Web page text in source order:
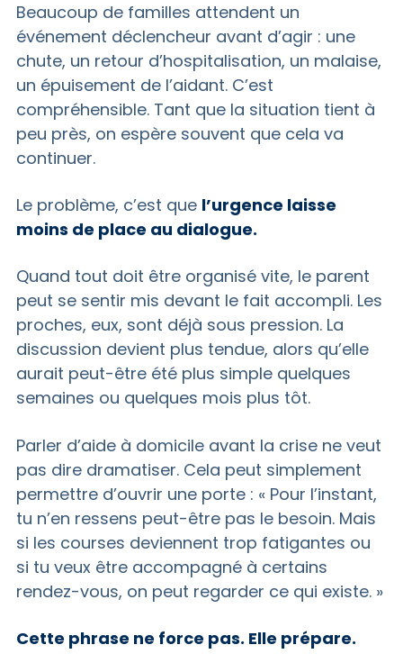
Beaucoup de familles attendent un
événement déclencheur avant d’agir : une
chute, un retour d’hospitalisation, un malaise,
un épuisement de l’aidant. C’est
compréhensible. Tant que la situation tient à
peu près, on espère souvent que cela va
continuer.
Le problème, c’est que l’urgence laisse
moins de place au dialogue.
Quand tout doit être organisé vite, le parent
peut se sentir mis devant le fait accompli. Les
proches, eux, sont déjà sous pression. La
discussion devient plus tendue, alors qu’elle
aurait peut-être été plus simple quelques
semaines ou quelques mois plus tôt.
Parler d’aide à domicile avant la crise ne veut
pas dire dramatiser. Cela peut simplement
permettre d’ouvrir une porte : « Pour l’instant,
tu n’en ressens peut-être pas le besoin. Mais
si les courses deviennent trop fatigantes ou
si tu veux être accompagné à certains
rendez-vous, on peut regarder ce qui existe. »
Cette phrase ne force pas. Elle prépare.